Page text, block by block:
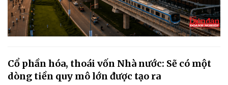
Cổ phần hóa, thoái vốn Nhà nước: Sẽ có một
dòng tiền quy mô lớn được tạo ra